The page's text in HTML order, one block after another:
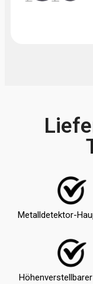
Metalldetektor-